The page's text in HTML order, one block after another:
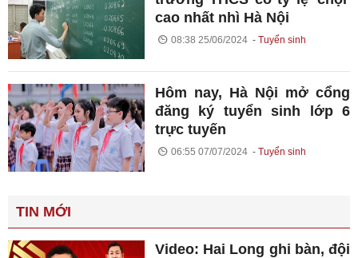
cao nhất nhì Hà Nội
08:38 25/06/2024 Tuyển sinh
Hôm nay, Hà Nội mở cổng
đăng ký tuyển sinh lớp 6
trực tuyến
06:55 07/07/2024 Tuyển sinh
TIN MỚI
Video: Hai Long ghi bàn, đội